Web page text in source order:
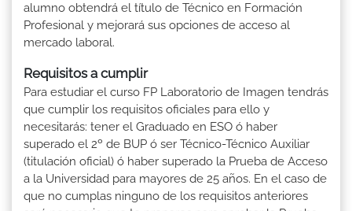
alumno obtendrá el título de Técnico en Formación
Profesional y mejorará sus opciones de acceso al
mercado laboral.
Requisitos a cumplir
Para estudiar el curso FP Laboratorio de Imagen tendrás
que cumplir los requisitos oficiales para ello y
necesitarás: tener el Graduado en ESO ó haber
superado el 2º de BUP ó ser Técnico-Técnico Auxiliar
(titulación oficial) ó haber superado la Prueba de Acceso
a la Universidad para mayores de 25 años. En el caso de
que no cumplas ninguno de los requisitos anteriores